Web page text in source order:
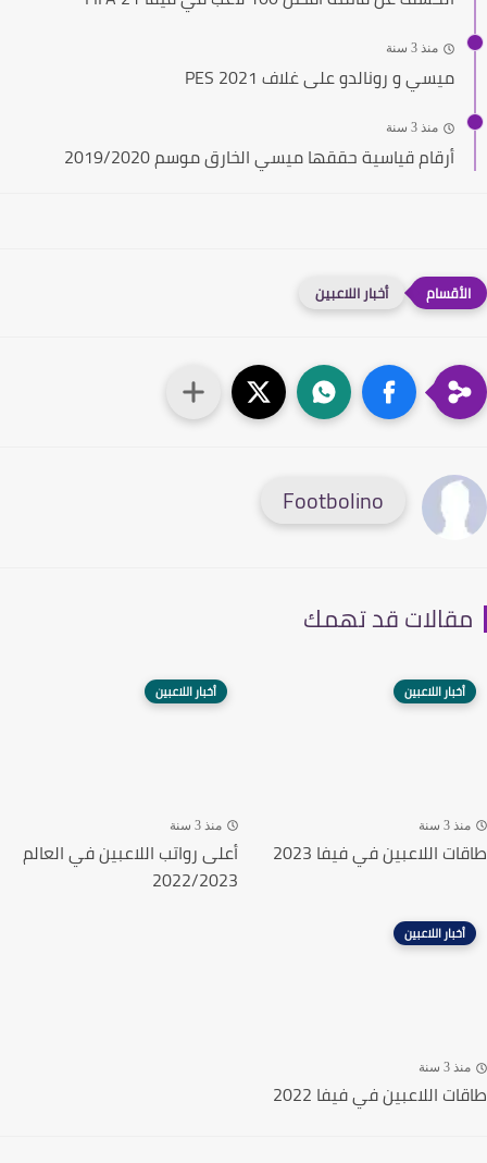
منذ 3 سنة
ميسي و رونالدو على غلاف PES 2021
منذ 3 سنة
أرقام قياسية حققها ميسي الخارق موسم 2019/2020
أخبار اللاعبين
Footbolino
قد تهمك
أخبار اللاعبين
3 سنة
اللاعبين في فيفا 2023
أخبار اللاعبين
منذ 3 سنة
أعلى رواتب اللاعبين في العالم
2022/2023
أخبار اللاعبين
3 سنة
اللاعبين في فيفا 2022